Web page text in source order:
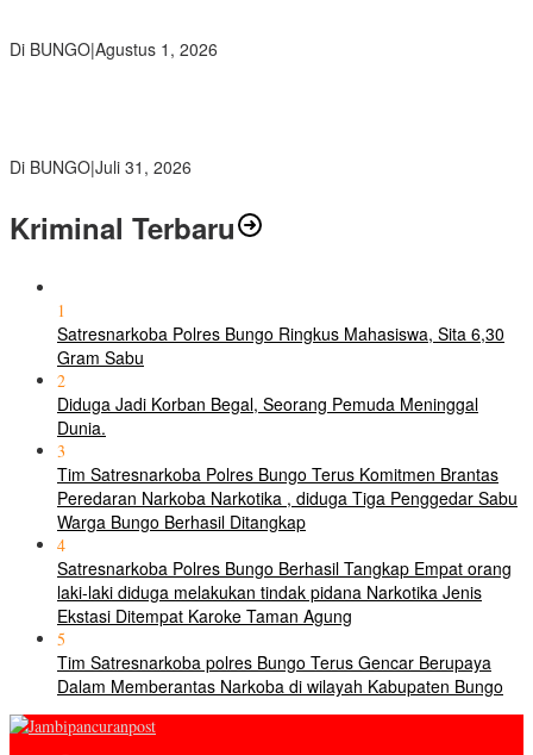
Di BUNGO|Agustus 1, 2026
Di BUNGO|Juli 31, 2026
Kriminal Terbaru
1
Satresnarkoba Polres Bungo Ringkus Mahasiswa, Sita 6,30
Gram Sabu
2
Diduga Jadi Korban Begal, Seorang Pemuda Meninggal
Dunia.
3
Tim Satresnarkoba Polres Bungo Terus Komitmen Brantas
Peredaran Narkoba Narkotika , diduga Tiga Penggedar Sabu
Warga Bungo Berhasil Ditangkap
4
Satresnarkoba Polres Bungo Berhasil Tangkap Empat orang
laki-laki diduga melakukan tindak pidana Narkotika Jenis
Ekstasi Ditempat Karoke Taman Agung
5
Tim Satresnarkoba polres Bungo Terus Gencar Berupaya
Dalam Memberantas Narkoba di wilayah Kabupaten Bungo